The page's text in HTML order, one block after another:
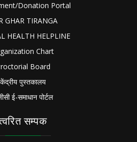
Donation Portal
GHAR TIRANGA
HEALTH HELPLINE
Chart
Board
केंद्रीय पुस्तकालय
ई-समाधान पोर्टल
सम्पक